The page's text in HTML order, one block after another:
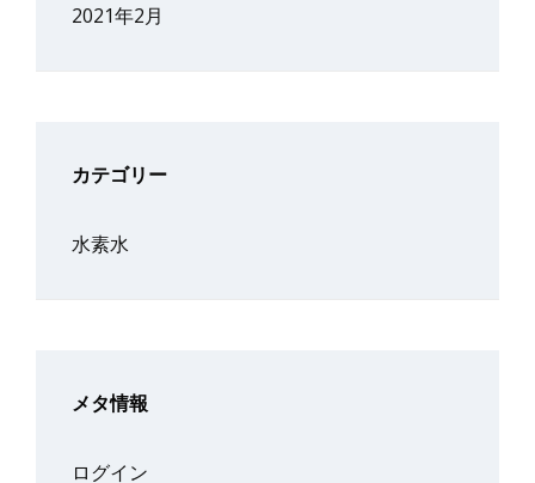
2021年2月
カテゴリー
水素水
メタ情報
ログイン